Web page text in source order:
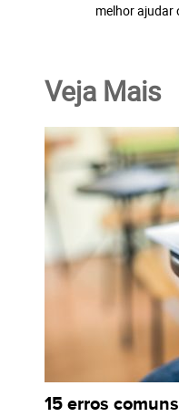
melhor ajudar
Veja Mais
15 erros